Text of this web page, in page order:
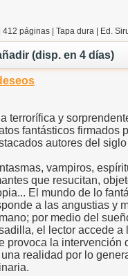
páginas | Tapa dura | Ed.
(disp. en 4 días)
terrorífica y
fantásticos firmados
autores del
vampiros,
que resucitan,
El mundo de lo
a las angustias y
por medio del
el lector accede a
provoca la intervención
realidad por lo